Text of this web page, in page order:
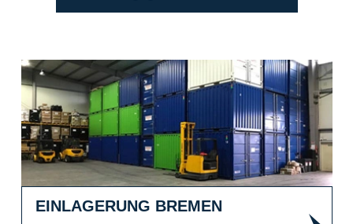
Einlagerung Bremen
EINLAGERUNG BREMEN